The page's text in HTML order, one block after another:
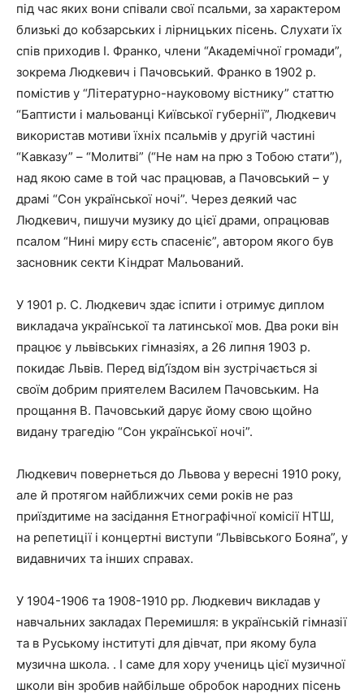
під час яких вони співали свої псальми, за характером
близькі до кобзарських і лірницьких пісень. Слухати їх
спів приходив І. Франко, члени “Академічної громади”,
зокрема Людкевич і Пачовський. Франко в 1902 р.
помістив у “Літературно-науковому вістнику” статтю
“Баптисти і мальованці Київської губернії”, Людкевич
використав мотиви їхніх псальмів у другій частині
“Кавказу” – “Молитві” (“Не нам на прю з Тобою стати”),
над якою саме в той час працював, а Пачовський – у
драмі “Сон української ночі”. Через деякий час
Людкевич, пишучи музику до цієї драми, опрацював
псалом “Нині миру єсть спасеніє”, автором якого був
засновник секти Кіндрат Мальований.
У 1901 р. С. Людкевич здає іспити і отримує диплом
викладача української та латинської мов. Два роки він
працює у львівських гімназіях, а 26 липня 1903 р.
покидає Львів. Перед від’їздом він зустрічається зі
своїм добрим приятелем Василем Пачовським. На
прощання В. Пачовський дарує йому свою щойно
видану трагедію “Сон української ночі”.
Людкевич повернеться до Львова у вересні 1910 року,
але й протягом найближчих семи років не раз
приїздитиме на засідання Етнографічної комісії НТШ,
на репетиції і концертні виступи “Львівського Бояна”, у
видавничих та інших справах.
У 1904-1906 та 1908-1910 рр. Людкевич викладав у
навчальних закладах Перемишля: в українській гімназії
та в Руському інституті для дівчат, при якому була
музична школа. . І саме для хору учениць цієї музичної
школи він зробив найбільше обробок народних пісень